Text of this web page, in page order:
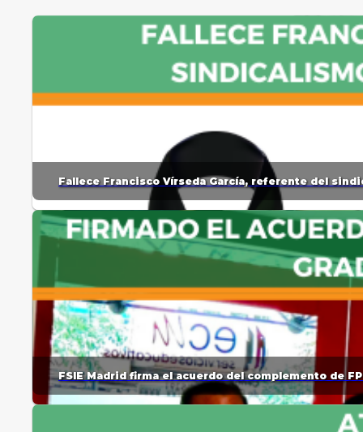
Fallece Francisco Vírseda García, referente del
FSIE Madrid firma el acuerdo del complemento de